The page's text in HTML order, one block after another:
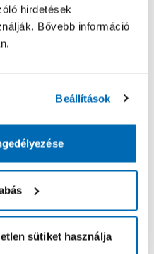
hirdetések
Bővebb információ
Beállítások
sütiket használja